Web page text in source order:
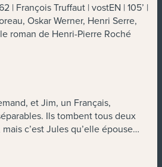
| François Truffaut | vostEN | 105’ |
Oskar Werner, Henri Serre,
roman de Henri-Pierre Roché
et Jim, un Français,
Ils tombent tous deux
c’est Jules qu’elle épouse…